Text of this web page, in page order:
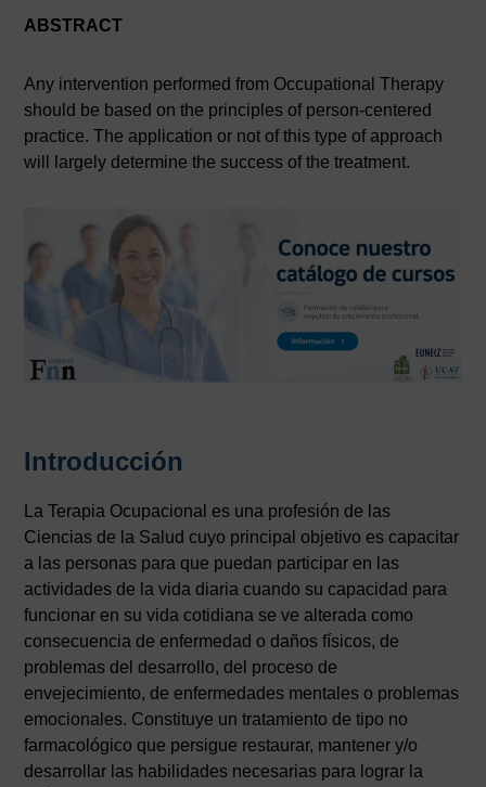
ABSTRACT
Any intervention performed from Occupational Therapy
should be based on the principles of person-centered
practice. The application or not of this type of approach
will largely determine the success of the treatment.
Introducción
La Terapia Ocupacional es una profesión de las
Ciencias de la Salud cuyo principal objetivo es capacitar
a las personas para que puedan participar en las
actividades de la vida diaria cuando su capacidad para
funcionar en su vida cotidiana se ve alterada como
consecuencia de enfermedad o daños físicos, de
problemas del desarrollo, del proceso de
envejecimiento, de enfermedades mentales o problemas
emocionales. Constituye un tratamiento de tipo no
farmacológico que persigue restaurar, mantener y/o
desarrollar las habilidades necesarias para lograr la